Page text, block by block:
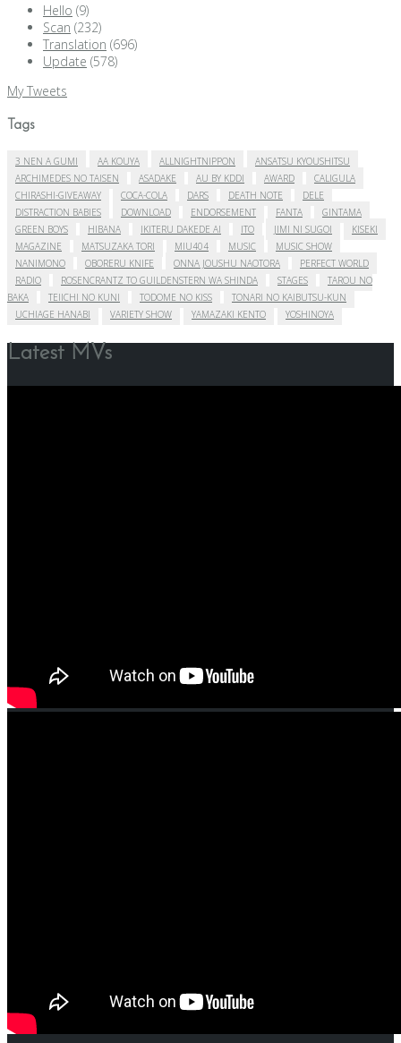
Hello (9)
Scan (232)
Translation (696)
Update (578)
My Tweets
Tags
3 NEN A GUMI AA KOUYA ALLNIGHTNIPPON
ANSATSU KYOUSHITSU
ARCHIMEDES NO TAISEN
ASADAKE AU BY KDDI AWARD
CALIGULA
CHIRASHI-GIVEAWAY
COCA-COLA DARS DEATH NOTE
DELE
DISTRACTION BABIES
DOWNLOAD ENDORSEMENT FANTA
GINTAMA
GREEN BOYS
HIBANA IKITERU DAKEDE AI ITO JIMI NI SUGOI
KISEKI
MAGAZINE
MATSUZAKA TORI MIU404 MUSIC
MUSIC SHOW
NANIMONO
OBORERU KNIFE ONNA JOUSHU NAOTORA
PERFECT WORLD
RADIO
ROSENCRANTZ TO GUILDENSTERN WA SHINDA STAGES
TAROU NO
BAKA
TEIICHI NO KUNI TODOME NO KISS
TONARI NO KAIBUTSU-KUN
UCHIAGE HANABI
VARIETY SHOW YAMAZAKI KENTO YOSHINOYA
Latest MVs